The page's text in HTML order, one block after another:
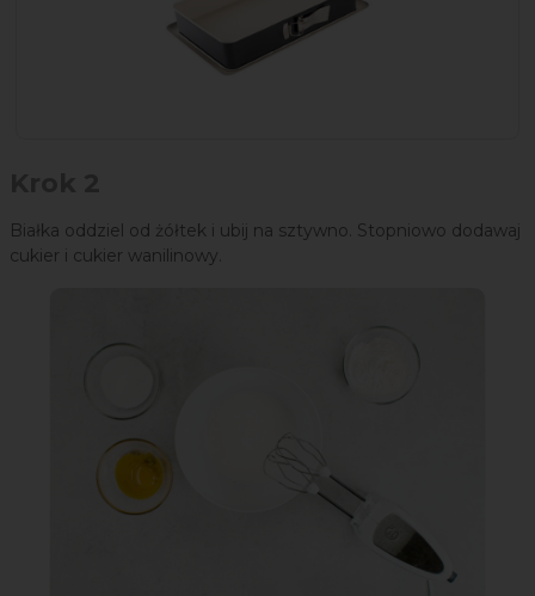
Białka oddziel od żółtek i ubij na sztywno. Stopniowo dodawaj
cukier i cukier wanilinowy.